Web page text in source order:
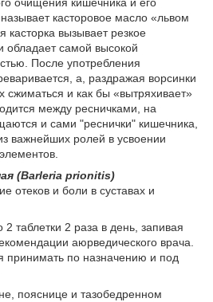
очищения кишечника и его
касторовое масло «львом
вызывает резкое
обладает самой высокой
После употребления
а, раздражая ворсинки
сжиматься и как бы «вытряхивает»
между ресничками, на
и сами "реснички" кишечника,
важнейших ролей в усвоении
(Barleria prionitis)
отеков и боли в суставах и
2 таблетки 2 раза в день, запивая
аюрведического врача.
принимать по назначению и под
пояснице и тазобедренном